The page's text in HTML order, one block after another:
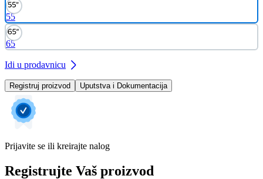
55
65
Idi u prodavnicu
Registruj proizvod Uputstva i Dokumentacija
Prijavite se ili kreirajte nalog
Registrujte Vaš proizvod